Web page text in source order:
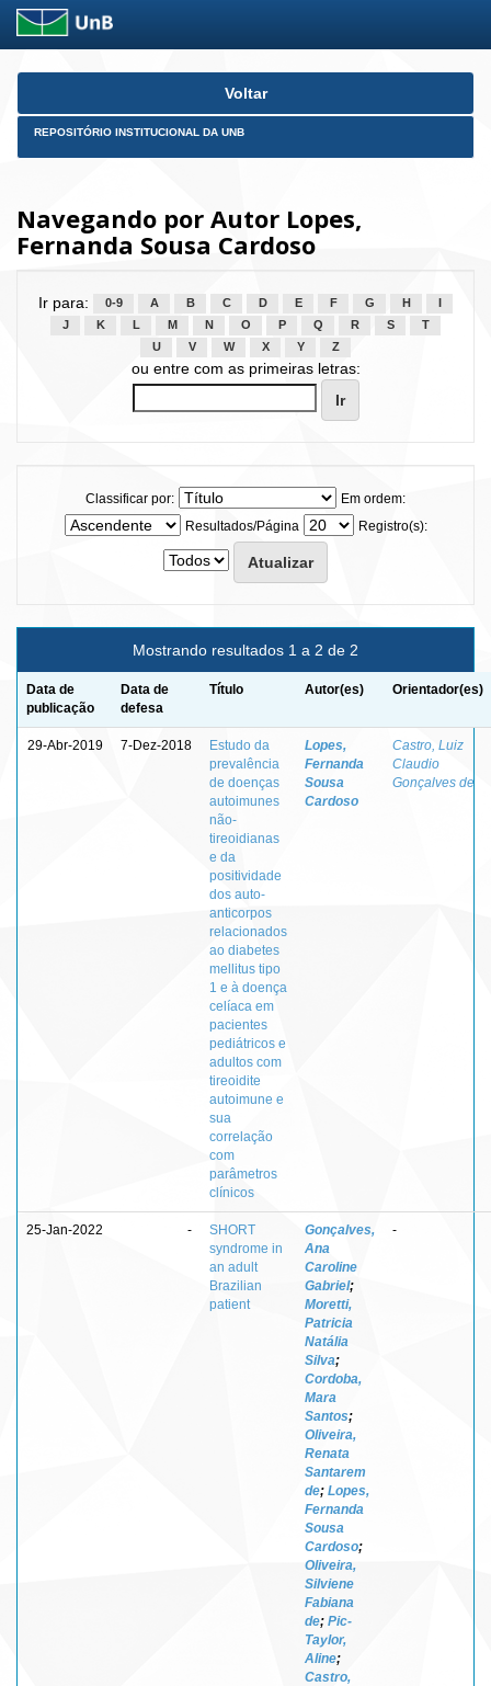
Skip
Voltar
REPOSITÓRIO INSTITUCIONAL DA UNB
Navegando por Autor Lopes,
Fernanda Sousa Cardoso
Ir para: 0-9 A B C D E F G H
J
K L M N O P Q R S
T
U
V W X Y Z
ou entre com as primeiras letras:
Classificar por:
Em ordem:
Resultados/Página
Registro(s):
Mostrando resultados 1 a 2 de 2
Data de
publicação
Data de
defesa
Título Autor(es) Orientador(es)
29-Abr-2019 7-Dez-2018
Estudo da
prevalência
de doenças
autoimunes
não-
tireoidianas
e da
positividade
dos auto-
anticorpos
relacionados
ao diabetes
mellitus tipo
1 e à doença
celíaca em
pacientes
pediátricos e
adultos com
tireoidite
autoimune e
sua
correlação
com
parâmetros
clínicos
Lopes,
Fernanda
Sousa
Cardoso
Castro, Luiz
Claudio
Gonçalves de
25-Jan-2022 -
SHORT
syndrome in
an adult
Brazilian
patient
Gonçalves,
Ana
Caroline
Gabriel;
Moretti,
Patricia
Natália
Silva;
Cordoba,
Mara
Santos;
Oliveira,
Renata
Santarem
de; Lopes,
Fernanda
Sousa
Cardoso;
Oliveira,
Silviene
Fabiana
de; Pic-
Taylor,
Aline;
Castro,
-